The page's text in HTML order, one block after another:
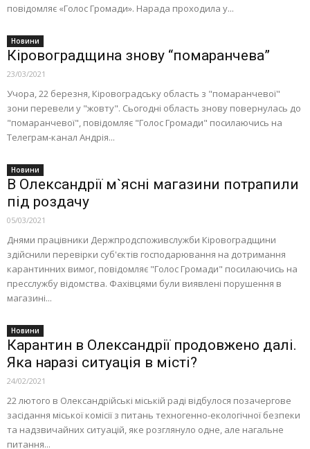
повідомляє «Голос Громади». Нарада проходила у...
Новини
Кіровоградщина знову “помаранчева”
23/03/2021
Учора, 22 березня, Кіровоградську область з "помаранчевої"
зони перевели у "жовту". Сьогодні область знову повернулась до
"помаранчевої", повідомляє "Голос Громади" посилаючись на
Телеграм-канал Андрія...
Новини
В Олександрії м`ясні магазини потрапили
під роздачу
05/03/2021
Днями працівники Держпродспоживслужби Кіровоградщини
здійснили перевірки суб'єктів господарювання на дотримання
карантинних вимог, повідомляє "Голос Громади" посилаючись на
пресслужбу відомства. Фахівцями були виявлені порушення в
магазині...
Новини
Карантин в Олександрії продовжено далі.
Яка наразі ситуація в місті?
24/02/2021
22 лютого в Олександрійські міській раді відбулося позачергове
засідання міської комісії з питань техногенно-екологічної безпеки
та надзвичайних ситуацій, яке розглянуло одне, але нагальне
питання...